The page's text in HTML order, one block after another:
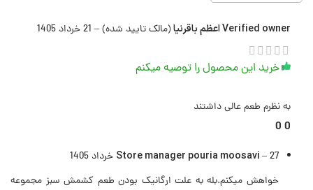
Verified ownerاعظم باقرنیا(مالک تایید شده)– 21 خرداد 1405
خرید این محصول را توصیه میکنم
به نظرم طعم عالی داشتند
0
0
Store manager pouria moosavi–27 خرداد 1405
خواهش میکنم.بله به علت ارگانیک بودن طعم کشمش سبز مجموعه